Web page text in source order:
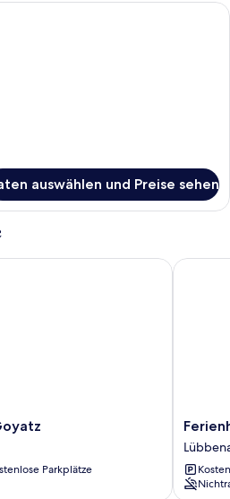
Apartment (4) | Kostenloses WLAN,
auswählen und Preise sehen
Parkplätze
Herz